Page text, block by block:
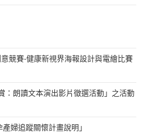
競賽-健康新視界海報設計與電繪比賽
：朗讀文本演出影片徵選活動」之活動
婦追蹤關懷計畫說明」